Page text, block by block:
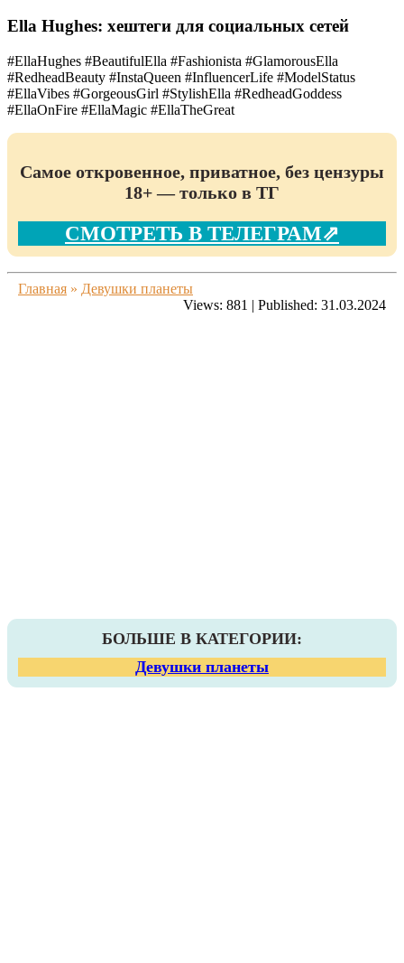
Ella Hughes: хештеги для социальных сетей
#EllaHughes #BeautifulElla #Fashionista #GlamorousElla
#RedheadBeauty #InstaQueen #InfluencerLife #ModelStatus
#EllaVibes #GorgeousGirl #StylishElla #RedheadGoddess
#EllaOnFire #EllaMagic #EllaTheGreat
Самое откровенное, приватное, без цензуры
18+ — только в ТГ
СМОТРЕТЬ В ТЕЛЕГРАМ⇗
Главная » Девушки планеты
Views: 881 | Published: 31.03.2024
БОЛЬШЕ В КАТЕГОРИИ:
Девушки планеты